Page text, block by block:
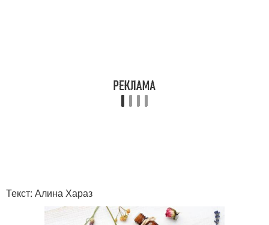
Текст: Алина Хараз